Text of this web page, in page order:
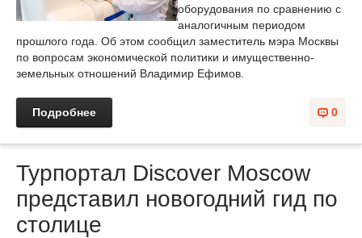
оборудования по сравнению с
аналогичным периодом
прошлого года. Об этом сообщил заместитель мэра Москвы
по вопросам экономической политики и имущественно-
земельных отношений Владимир Ефимов.
0
Подробнее
Турпортал Discover Moscow
представил новогодний гид по
столице